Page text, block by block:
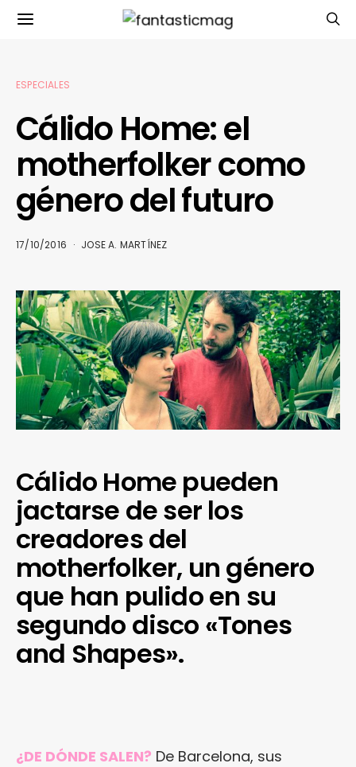
ESPECIALES
Cálido Home: el
motherfolker como
género del futuro
17/10/2016 JOSE A. MARTÍNEZ
Cálido Home pueden
jactarse de ser los
creadores del
motherfolker, un género
que han pulido en su
segundo disco «Tones
and Shapes».
¿DE DÓNDE SALEN? De Barcelona, sus